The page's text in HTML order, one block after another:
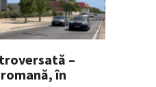
–
în